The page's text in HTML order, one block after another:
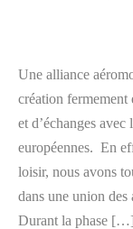
Une alliance
création fermement
et d’échanges
européennes. En
loisir, nous avons
dans une union des
Durant la phase […]